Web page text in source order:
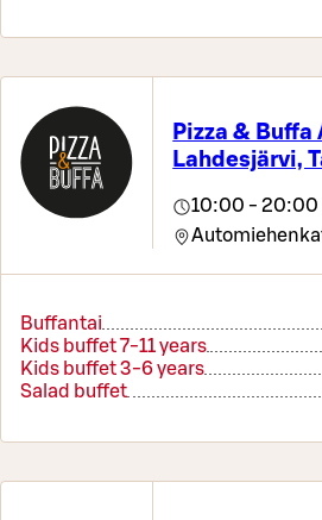
Pizza & Buffa
Lahdesjärvi,
10:00 - 20:00
Buffantai
Kids buffet 7-11 years
Kids buffet 3-6 years
Salad buffet